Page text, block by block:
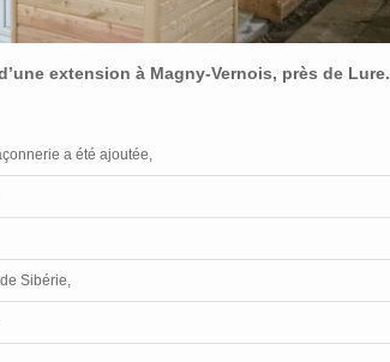
extension à Magny-Vernois, près de Lure.
a été ajoutée,
Sibérie,